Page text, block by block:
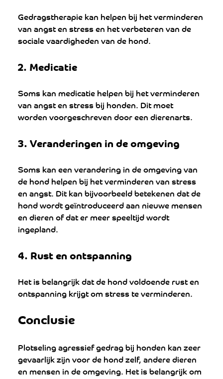
Gedragstherapie kan helpen bij het verminderen
van angst en stress en het verbeteren van de
sociale vaardigheden van de hond.
2. Medicatie
Soms kan medicatie helpen bij het verminderen
van angst en stress bij honden. Dit moet
worden voorgeschreven door een dierenarts.
3. Veranderingen in de omgeving
Soms kan een verandering in de omgeving van
de hond helpen bij het verminderen van stress
en angst. Dit kan bijvoorbeeld betekenen dat de
hond wordt geïntroduceerd aan nieuwe mensen
en dieren of dat er meer speeltijd wordt
ingepland.
4. Rust en ontspanning
Het is belangrijk dat de hond voldoende rust en
ontspanning krijgt om stress te verminderen.
Conclusie
Plotseling agressief gedrag bij honden kan zeer
gevaarlijk zijn voor de hond zelf, andere dieren
en mensen in de omgeving. Het is belangrijk om